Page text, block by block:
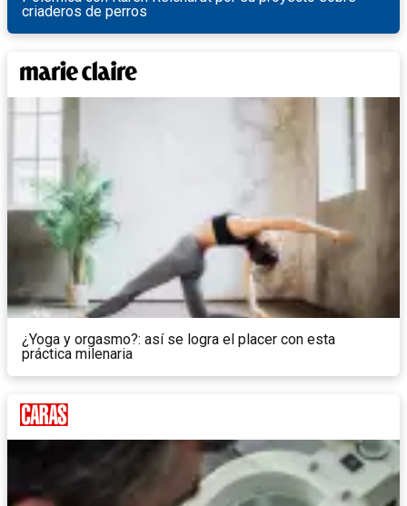
criaderos de perros
¿Yoga y orgasmo?: así se logra el placer con esta
práctica milenaria